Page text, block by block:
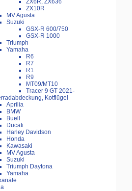
ZX6R, ZX636
ZX10R
MV Agusta
Suzuki
GSX-R 600/750
GSX-R 1000
Triumph
Yamaha
R6
R7
R1
R9
MT09/MT10
Tracer 9 GT 2021-
Kotflügel
Aprilia
BMW
Buell
Ducati
Harley Davidson
Honda
Kawasaki
MV Agusta
Suzuki
Triumph Daytona
Yamaha